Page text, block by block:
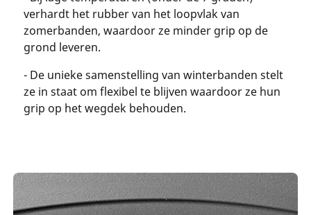
verhardt het rubber van het loopvlak van
zomerbanden, waardoor ze minder grip op de
grond leveren.
- De unieke samenstelling van winterbanden stelt
ze in staat om flexibel te blijven waardoor ze hun
grip op het wegdek behouden.